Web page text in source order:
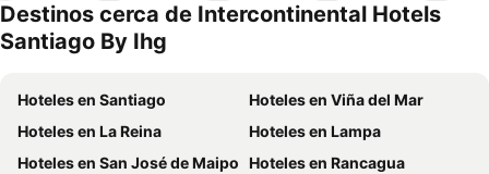
mascotas
Destinos cerca de Intercontinental Hotels
Santiago By Ihg
Hoteles en Santiago
Hoteles en Viña del Mar
Hoteles en La Reina
Hoteles en Lampa
Hoteles en San José de Maipo
Hoteles en Rancagua